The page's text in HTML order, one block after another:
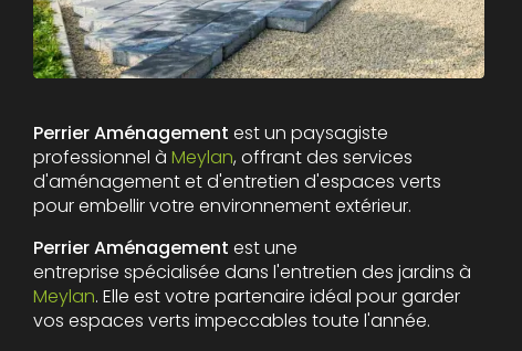
Perrier Aménagement est un paysagiste
professionnel à Meylan, offrant des services
d'aménagement et d'entretien d'espaces verts
pour embellir votre environnement extérieur.
Perrier Aménagement est une
entreprise spécialisée dans l'entretien des jardins à
Meylan. Elle est votre partenaire idéal pour garder
vos espaces verts impeccables toute l'année.